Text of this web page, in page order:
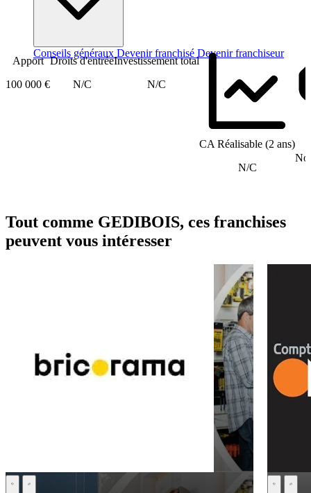
Conseils généraux Devenir franchisé Devenir franchiseur
Apport
100 000 €
Droits d'entrée
N/C
Investissement total
N/C
CA Réalisable (2 ans)
N/C
Tout comme GEDIBOIS, ces franchises
peuvent vous intéresser